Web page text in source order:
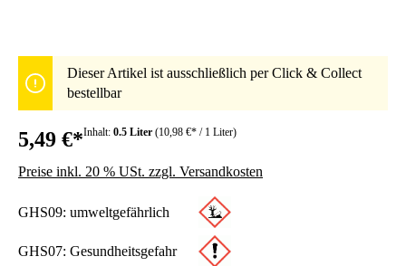
Dieser Artikel ist ausschließlich per Click & Collect
bestellbar
5,49 €*Inhalt: 0.5 Liter (10,98 €* / 1 Liter)
Preise inkl. 20 % USt. zzgl. Versandkosten
GHS09: umweltgefährlich
GHS07: Gesundheitsgefahr